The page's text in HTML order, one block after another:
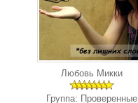
Любовь Микки
Группа: Проверенные